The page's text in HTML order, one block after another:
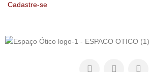
Cadastre-se